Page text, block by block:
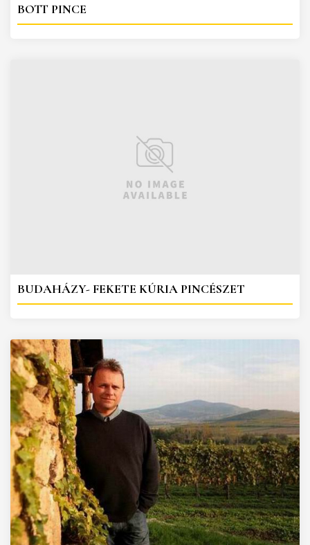
BOTT PINCE
BUDAHÁZY- FEKETE KÚRIA PINCÉSZET